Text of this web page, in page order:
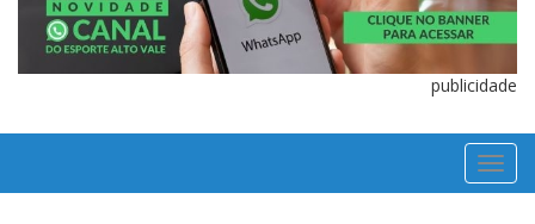
publicidade